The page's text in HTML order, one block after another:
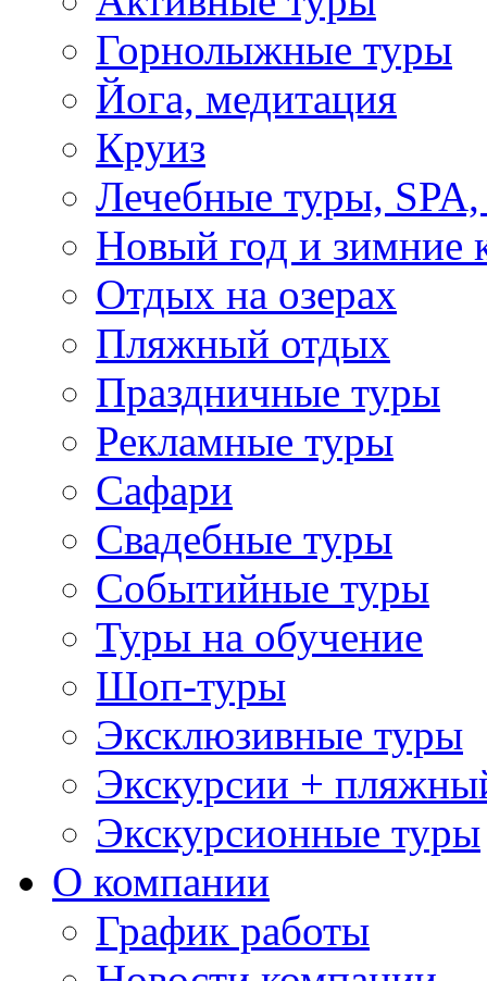
Горнолыжные туры
Йога, медитация
Круиз
Лечебные туры, SPA,
Новый год и зимние
Отдых на озерах
Пляжный отдых
Праздничные туры
Рекламные туры
Сафари
Свадебные туры
Событийные туры
Туры на обучение
Шоп-туры
Эксклюзивные туры
Экскурсии +
Экскурсионные туры
О компании
График работы